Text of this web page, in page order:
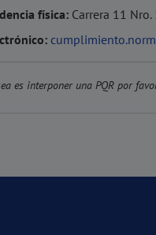
física: Carrera 11
es interponer una PQR por